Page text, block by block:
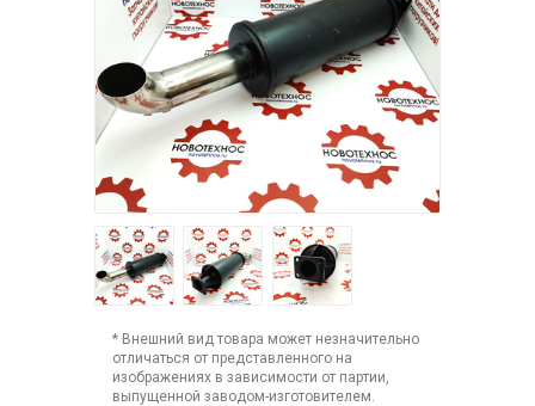
* Внешний вид товара может незначительно
отличаться от представленного на
изображениях в зависимости от партии,
выпущенной заводом-изготовителем.